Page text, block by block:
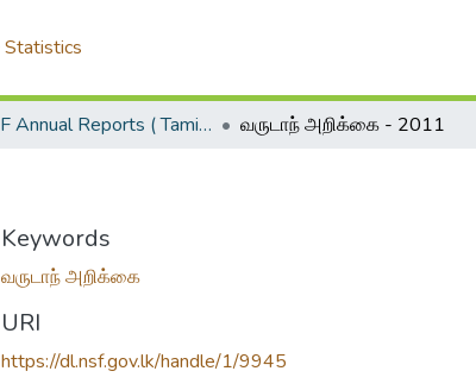
Statistics
NSF Annual Reports ( Tamil ) வருடாந் அறிக்கை - 2011
Keywords
வருடாந் அறிக்கை
URI
https://dl.nsf.gov.lk/handle/1/9945